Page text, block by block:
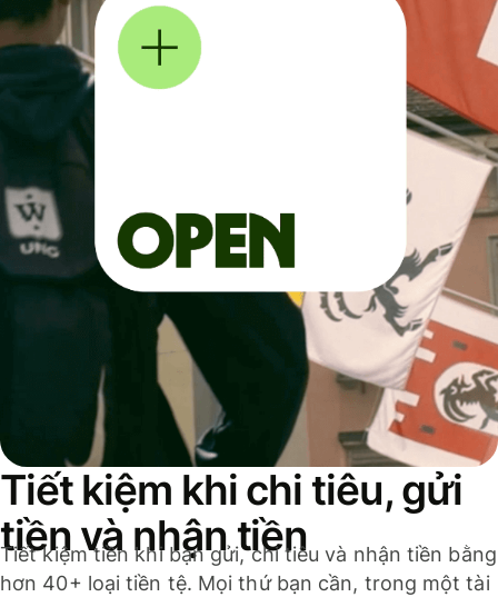
Tiết kiệm khi chi tiêu, gửi
tiền và nhận tiền
Tiết kiệm tiền khi bạn gửi, chi tiêu và nhận tiền bằng
hơn 40+ loại tiền tệ. Mọi thứ bạn cần, trong một tài